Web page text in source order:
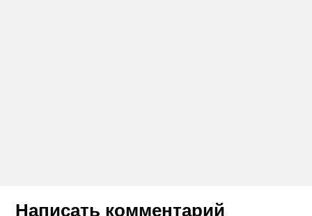
Написать комментарий